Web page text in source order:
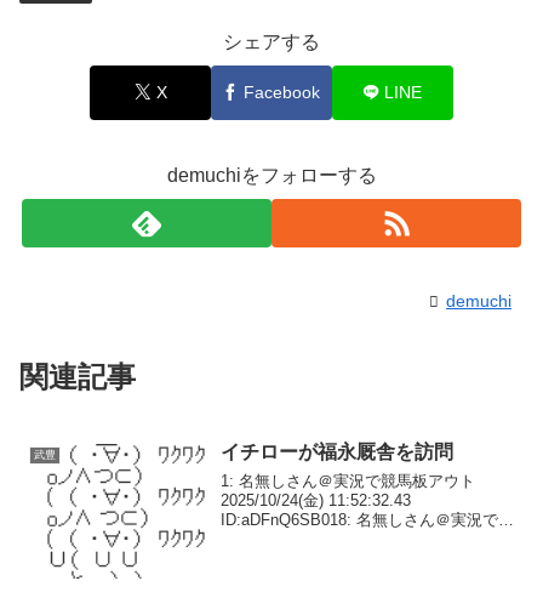
シェアする
X Facebook LINE
demuchiをフォローする
demuchi
関連記事
武豊 イチローが福永厩舎を訪問
1: 名無しさん＠実況で競馬板アウト
2025/10/24(金) 11:52:32.43
ID:aDFnQ6SB018: 名無しさん＠実況で競